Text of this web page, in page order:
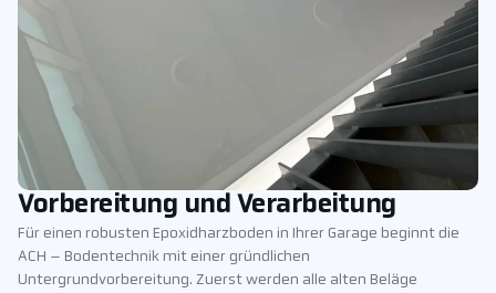
Vorbereitung und Verarbeitung
Für einen robusten Epoxidharzboden in Ihrer Garage beginnt die
ACH – Bodentechnik mit einer gründlichen
Untergrundvorbereitung. Zuerst werden alle alten Beläge